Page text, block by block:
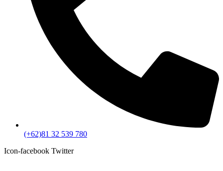
(+62)81 32 539 780
Icon-facebook Twitter